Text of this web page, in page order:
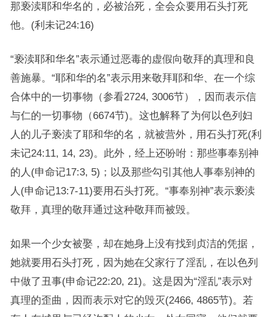
那亵渎耶和华名的，必被治死，全会众要用石头打死
他。(利未记24:16)
“亵渎耶和华名”表示通过恶毒的虚假向敬拜的真理和良
善施暴。“耶和华的名”表示用来敬拜耶和华、在一个综
合体中的一切事物（参看2724, 3006节），因而表示信
与仁的一切事物（6674节)。这也解释了为何以色列妇
人的儿子亵渎了耶和华的名，就被营外，用石头打死(利
未记24:11, 14, 23)。此外，经上还吩咐：那些事奉别神
的人(申命记17:3, 5)；以及那些勾引其他人事奉别神的
人(申命记13:7-11)要用石头打死。“事奉别神”表示亵渎
敬拜，真理的敬拜通过这种敬拜而被毁。
如果一个少女被娶，却在她身上没有找到贞洁的凭据，
她就要用石头打死，因为她在父家行了淫乱，在以色列
中做了丑事(申命记22:20, 21)。这是因为“淫乱”表示对
真理的歪曲，因而表示对它的毁灭(2466, 4865节)。若